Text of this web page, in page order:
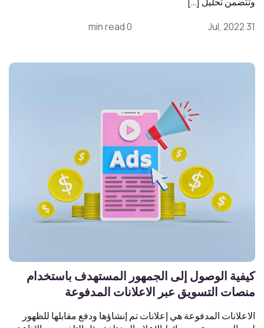
31 Jul, 2022
0 min read
كيفية الوصول إلى الجمهور المستهدف باستخدام
منصات التسويق عبر الاعلانات المدفوعة
الاعلانات المدفوعة هي إعلانات تم إنشاؤها ودفع مقابلها للظهور